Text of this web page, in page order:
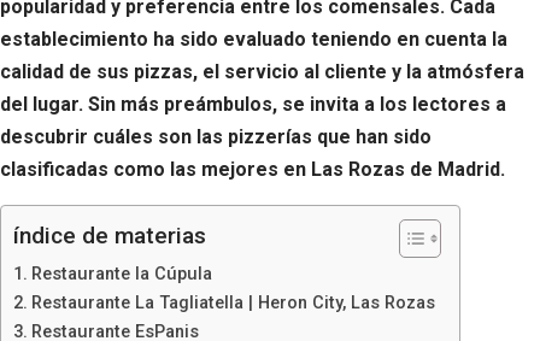
popularidad y preferencia entre los comensales. Cada
establecimiento ha sido evaluado teniendo en cuenta la
calidad de sus pizzas, el servicio al cliente y la atmósfera
del lugar. Sin más preámbulos, se invita a los lectores a
descubrir cuáles son las pizzerías que han sido
clasificadas como las mejores en Las Rozas de Madrid.
índice de materias
Restaurante la Cúpula
Restaurante La Tagliatella | Heron City, Las Rozas
Restaurante EsPanis